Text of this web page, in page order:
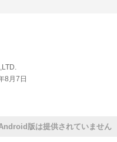
8月7日
版は提供されていません